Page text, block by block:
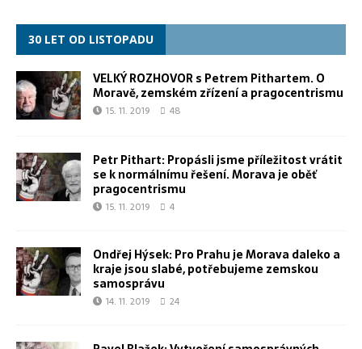
30 LET OD LISTOPADU
VELKÝ ROZHOVOR s Petrem Pithartem. O
Moravě, zemském zřízení a pragocentrismu
15. 11. 2019 48
Petr Pithart: Propásli jsme příležitost vrátit
se k normálnímu řešení. Morava je oběť
pragocentrismu
15. 11. 2019 4
Ondřej Hýsek: Pro Prahu je Morava daleko a
kraje jsou slabé, potřebujeme zemskou
samosprávu
14. 11. 2019 24